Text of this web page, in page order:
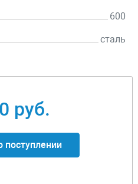
600
сталь
руб.
поступлении